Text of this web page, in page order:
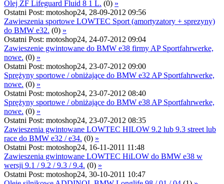
Olej ZF Lifeguard Fluid 8 1 L. (0) »
Ostatni Post: motoshop24, 28-09-2012 09:56
Zawieszenia sportowe LOWTEC Sport (amortyzatory + sprezyny)
do BMW e32. (0) »
Ostatni Post: motoshop24, 24-07-2012 09:04
Zawieszenie gwintowane do BMW e38 firmy AP Sportfahrwerke,
nowe. (0) »
Ostatni Post: motoshop24, 23-07-2012 09:00
Sprężyny sportowe / obniżające do BMW e32 AP Sportfahrwerke,
nowe. (0) »
Ostatni Post: motoshop24, 23-07-2012 08:40
Sprężyny sportowe / obniżające do BMW e38 AP Sportfahrwerke,
nowe. (0) »
Ostatni Post: motoshop24, 23-07-2012 08:35
Zawieszenia gwintowane LOWTEC HILOW 9.2 lub 9.3 street lub
race do BMW e32 / e34. (0) »
Ostatni Post: motoshop24, 16-11-2011 11:48
Zawieszenia gwintowane LOWTEC HiLOW do BMW e38 w
wersji 9.1 / 9.2 / 9.3 / 9.4. (0) »
Ostatni Post: motoshop24, 30-10-2011 10:47